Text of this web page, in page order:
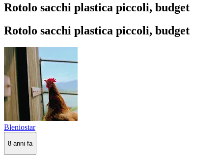
Rotolo sacchi plastica piccoli, budget
Rotolo sacchi plastica piccoli, budget
Bleniostar
8 anni fa